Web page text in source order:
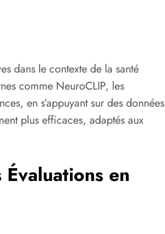
dans le contexte de la santé
comme NeuroCLIP, les
en s’appuyant sur des données
plus efficaces, adaptés aux
en